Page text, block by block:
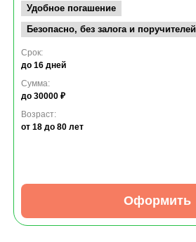
Удобное погашение
Безопасно, без залога и поручителей
Срок:
до 16 дней
Сумма:
до 30000 ₽
Возраст:
от 18 до 80 лет
Оформить